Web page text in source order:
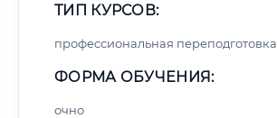
ТИП КУРСОВ:
профессиональная переподготовка
ФОРМА ОБУЧЕНИЯ:
очно